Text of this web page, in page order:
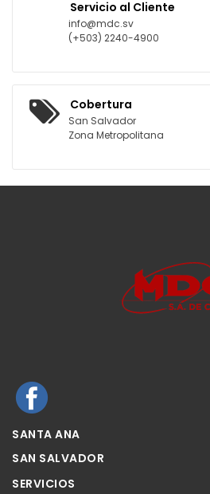
Servicio al Cliente
info@mdc.sv
(+503) 2240-4900
Cobertura
San Salvador
Zona Metropolitana
SANTA ANA
SAN SALVADOR
SERVICIOS